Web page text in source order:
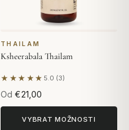
THAILAM
Ksheerabala Thailam
★★★★★ 5.0 (3)
Na základě 3 hodnocení
Od €21,00
VYBRAT MOŽNOSTI